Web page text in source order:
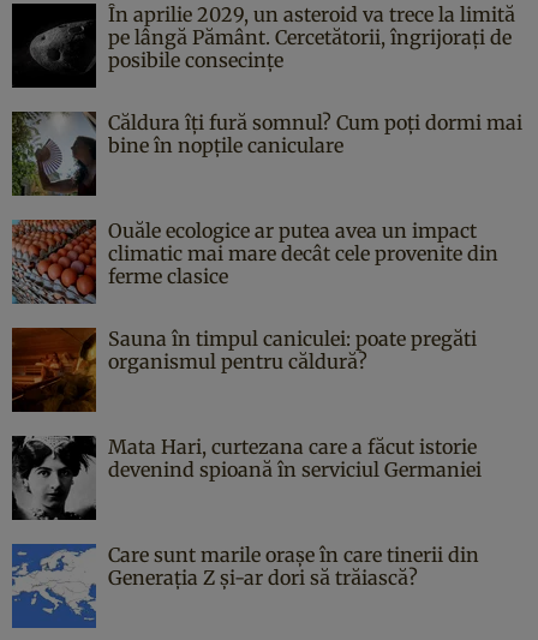
În aprilie 2029, un asteroid va trece la limită
pe lângă Pământ. Cercetătorii, îngrijorați de
posibile consecințe
Căldura îți fură somnul? Cum poți dormi mai
bine în nopțile caniculare
Ouăle ecologice ar putea avea un impact
climatic mai mare decât cele provenite din
ferme clasice
Sauna în timpul caniculei: poate pregăti
organismul pentru căldură?
Mata Hari, curtezana care a făcut istorie
devenind spioană în serviciul Germaniei
Care sunt marile orașe în care tinerii din
Generația Z și-ar dori să trăiască?